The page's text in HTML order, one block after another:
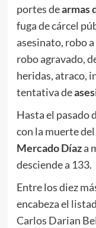
portes dearmas
fuga de cárcel
asesinato, robo
robo agravado,
heridas, atraco,
tentativa de
Hasta el pasado
con la muerte
Mercado Díaza
desciende a 133.
Entre los diez
encabeza el
Carlos Darian